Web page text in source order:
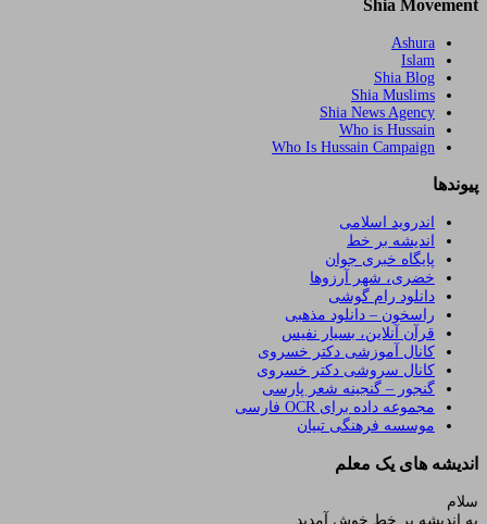
Shia Movement
Ashura
Islam
Shia Blog
Shia Muslims
Shia News Agency
Who is Hussain
Who Is Hussain Campaign
پیوندها
اندروید اسلامی
اندیشه بر خط
پایگاه خبری جوان
خضری، شهر آرزوها
دانلود رام گوشی
راسخون – دانلود مذهبی
قرآن آنلاین، بسیار نفیس
کانال آموزشی دکتر خسروی
کانال سروشی دکتر خسروی
گنجور – گنجینه شعر پارسی
مجموعه داده برای OCR فارسی
موسسه فرهنگی تبیان
اندیشه های یک معلم
سلام
به اندیشه بر خط خوش آمدید.